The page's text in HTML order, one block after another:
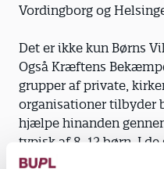
Vordingborg og
Det er ikke kun Børns
Også Kræftens
grupper af private,
organisationer tilbyder
hjælpe hinanden
typisk af 8-12 børn. I
driver, mødes de typisk